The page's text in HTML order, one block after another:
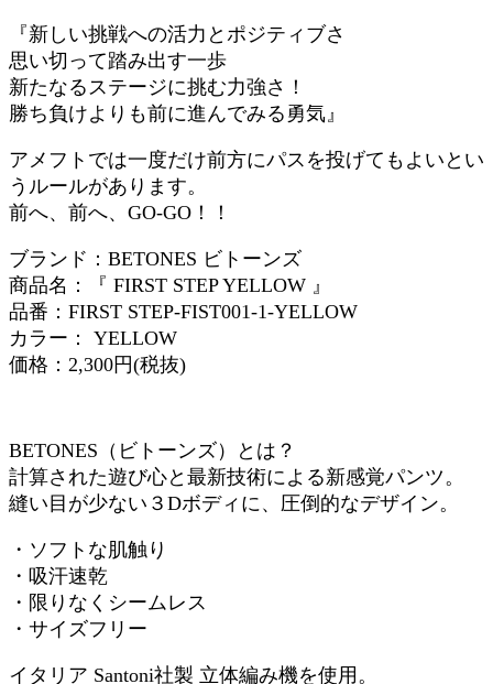
『新しい挑戦への活力とポジティブさ
思い切って踏み出す一歩
新たなるステージに挑む力強さ！
勝ち負けよりも前に進んでみる勇気』
アメフトでは一度だけ前方にパスを投げてもよいとい
うルールがあります。
前へ、前へ、GO-GO！！
ブランド：BETONES ビトーンズ
商品名：『 FIRST STEP YELLOW 』
品番：FIRST STEP-FIST001-1-YELLOW
カラー： YELLOW
価格：2,300円(税抜)
BETONES（ビトーンズ）とは？
計算された遊び心と最新技術による新感覚パンツ。
縫い目が少ない３Dボディに、圧倒的なデザイン。
・ソフトな肌触り
・吸汗速乾
・限りなくシームレス
・サイズフリー
イタリア Santoni社製 立体編み機を使用。